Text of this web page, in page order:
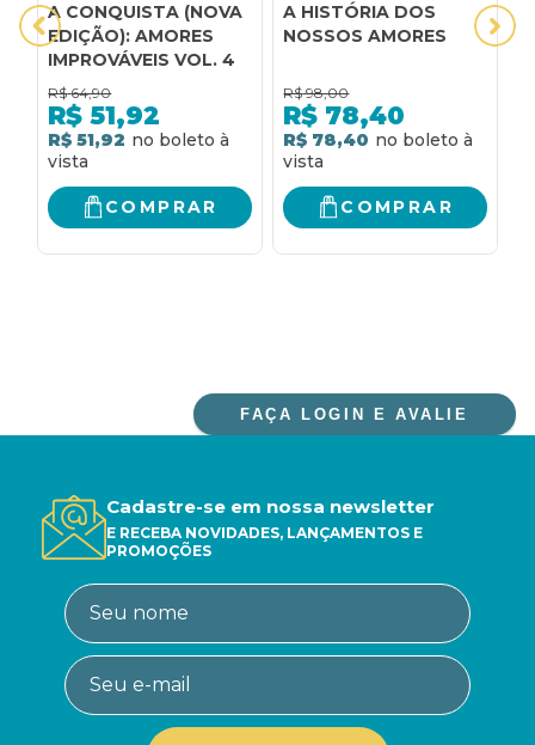
A CONQUISTA (NOVA
EDIÇÃO): AMORES
IMPROVÁVEIS VOL. 4
R$ 64,90
R$ 51,92
R$ 51,92
COMPRAR
A HISTÓRIA DOS
NOSSOS AMORES
R$ 98,00
R$ 78,40
R$ 78,40
COMPRAR
FAÇA LOGIN E AVALIE
Cadastre-se em nossa newsletter
E RECEBA NOVIDADES, LANÇAMENTOS E
PROMOÇÕES